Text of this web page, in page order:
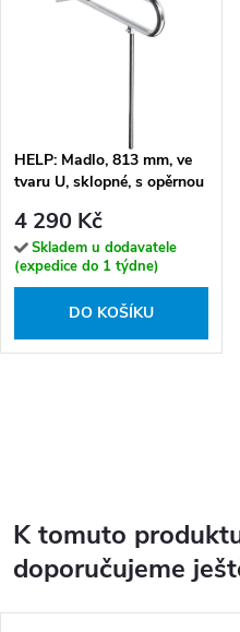
HELP: Madlo, 813 mm, ve
tvaru U, sklopné, s opěrnou
krytky, nerez, mat -
301102282N
4 290 Kč
Skladem u dodavatele
(expedice do 1 týdne)
DO KOŠÍKU
K tomuto
doporučujeme